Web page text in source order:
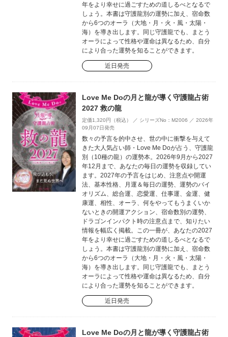
年をより幸せに過ごすための道しるべとなるで
しょう。本書は守護龍別の運勢に加え、宿命数
から6つのオーラ（大地・月・火・風・太陽・
海）を導き出します。同じ守護龍でも、まとう
オーラによって性格や運命は異なるため、自分
により合った運勢を知ることができます。
近日発売
Love Me Doの月と龍が導く守護龍占術
2027 救の龍
定価1,320円（税込） ／ シリーズNo：M2006 ／ 2026年
09月07日発売
数々の予言を的中させ、世の中に衝撃を与えて
きた大人気占い師・Love Me Doが占う、守護龍
別（10種の龍）の運勢本。2026年9月から2027
年12月まで、あなたの毎日の運勢を収録してい
ます。2027年の予言をはじめ、注意点や開運
法、基本性格、月運＆毎日の運勢、運勢のバイ
オリズム、総合運、恋愛運、仕事運、金運、健
康運、相性、オーラ、何をやってもうまくいか
ないときの開運アクション、宿命数別の運勢、
ドラゴンインパクト時の注意点まで、知りたい
情報を幅広く掲載。この一冊が、あなたの2027
年をより幸せに過ごすための道しるべとなるで
しょう。本書は守護龍別の運勢に加え、宿命数
から6つのオーラ（大地・月・火・風・太陽・
海）を導き出します。同じ守護龍でも、まとう
オーラによって性格や運命は異なるため、自分
により合った運勢を知ることができます。
近日発売
Love Me Doの月と龍が導く守護龍占術